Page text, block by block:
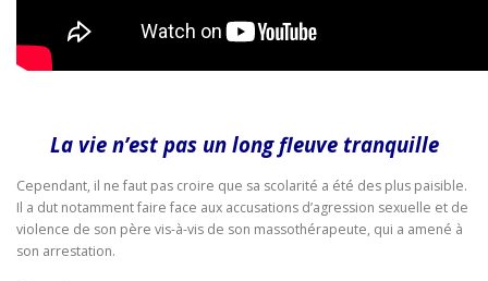
La vie n’est pas un long fleuve tranquille
Cependant, il ne faut pas croire que sa scolarité a été des plus paisible.
Il a dut notamment faire face aux accusations d’agression sexuelle et de
violence de son père vis-à-vis de son massothérapeute, qui a amené à
son arrestation.